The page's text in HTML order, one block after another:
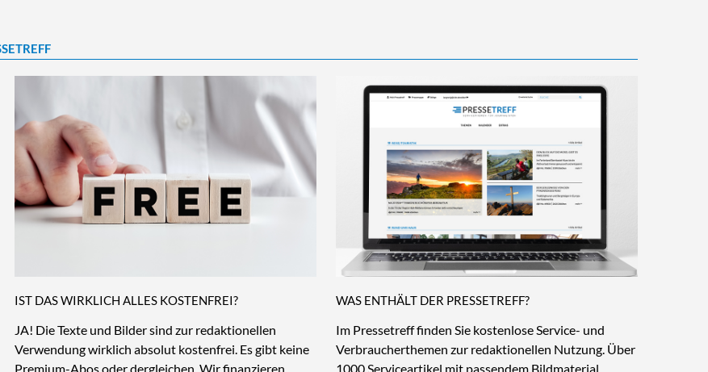
IST DAS WIRKLICH ALLES KOSTENFREI?
JA! Die Texte und Bilder sind zur redaktionellen
Verwendung wirklich absolut kostenfrei. Es gibt keine
Premium-Abos oder dergleichen. Wir finanzieren
WAS ENTHÄLT DER PRESSETREFF?
Im Pressetreff finden Sie kostenlose Service- und
Verbraucherthemen zur redaktionellen Nutzung. Über
1000 Serviceartikel mit passendem Bildmaterial